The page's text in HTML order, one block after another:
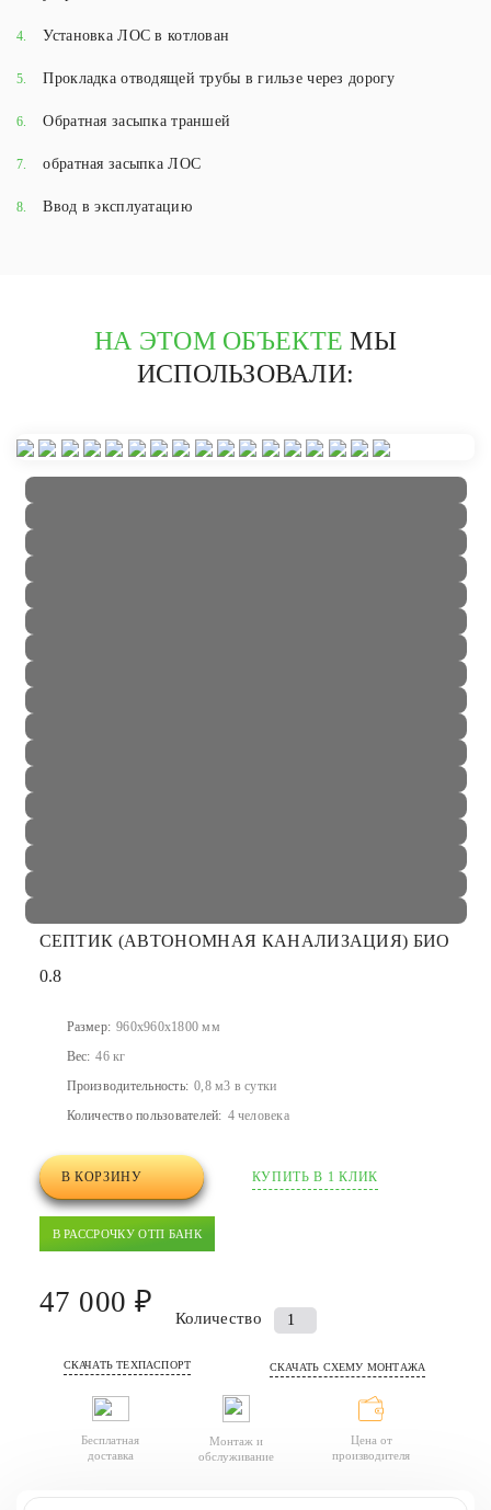
4. Установка ЛОС в котлован
5. Прокладка отводящей трубы в гильзе через дорогу
6. Обратная засыпка траншей
7. обратная засыпка ЛОС
8. Ввод в эксплуатацию
НА ЭТОМ ОБЪЕКТЕ МЫ
ИСПОЛЬЗОВАЛИ:
СЕПТИК (АВТОНОМНАЯ КАНАЛИЗАЦИЯ) БИО
0.8
Размер: 960x960x1800 мм
Вес: 46 кг
Производительность: 0,8 м3 в сутки
Количество пользователей: 4 человека
В КОРЗИНУ КУПИТЬ В 1 КЛИК
В РАССРОЧКУ ОТП БАНК
47 000 ₽ КоличествоКоличество
Септик
канализация)
БИО
СКАЧАТЬ ТЕХПАСПОРТ СКАЧАТЬ СХЕМУ МОНТАЖА
Бесплатная
доставка
Монтаж и
обслуживание
Цена от
производителя